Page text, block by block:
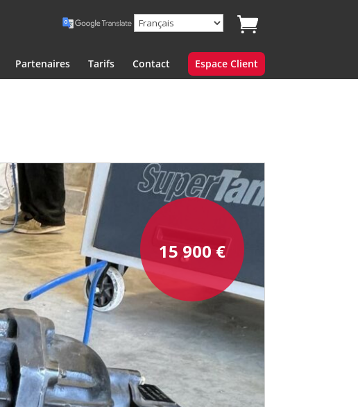
Partenaires Tarifs Contact Espace Client
15 900 €